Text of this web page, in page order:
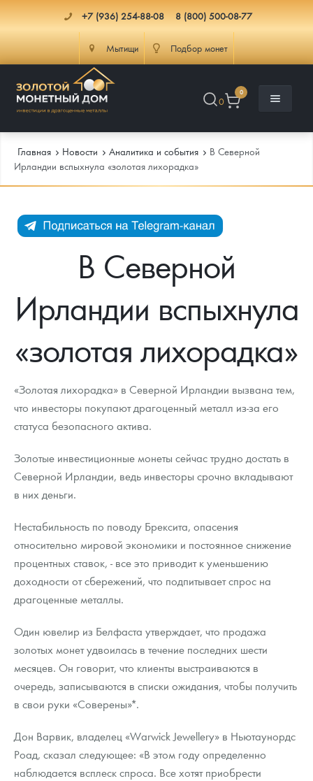
+7 (936) 254-88-08 8 (800) 500-08-77
Мытищи Подбор монет
0
0
Каталог Монет
Инвестиционные монеты
Монеты Россия и СССР
Памятные и старинные монеты
Памятные монеты России и СССР
Монеты Царской России
Монеты стран мира после 1950г
Монеты и жетоны ЗМД
Георгий Победоносец
Золотой червонец Сеятель
Золотые слитки
Гарри Поттер
Флот: ледоколы и корабли
Жетоны "Необыкновенные обитатели глубин"
Ювелирные изделия
Русская нумизматика
Золотая карманная галерея
Наборы подарочных и коллекционных монет
Книги по нумизматике
Инфо
Как сделать заказ
Подлинность монет
Гарантии
Выкуп монет
Выкуп серебряных монет
Вопрос - ответ
Условия возврата
Политика конфиденциальности
Политика использования Cookies
Положение по обработке и защите персональных данных
Услуги
Информация
Распродажа монет и жетонов
Новости
Аналитика и события
Итоги 2025 года. Прогноз курсов золота, серебра, платины на
2026 год
Cтатьи
Георгий Победоносец - динамика цен
Котировки
Курс золота и серебра
Контакты
Письмо директору
Главная Новости Аналитика и события
В Северной
Ирландии вспыхнула «золотая лихорадка»
В Северной
Ирландии вспыхнула
«золотая лихорадка»
«Золотая лихорадка» в Северной Ирландии вызвана тем,
что инвесторы покупают драгоценный металл из-за его
статуса безопасного актива.
Золотые инвестиционные монеты сейчас трудно достать в
Северной Ирландии, ведь инвесторы срочно вкладывают
в них деньги.
Нестабильность по поводу Брексита, опасения
относительно мировой экономики и постоянное снижение
процентных ставок, - все это приводит к уменьшению
доходности от сбережений, что подпитывает спрос на
драгоценные металлы.
Один ювелир из Белфаста утверждает, что продажа
золотых монет удвоилась в течение последних шести
месяцев. Он говорит, что клиенты выстраиваются в
очередь, записываются в списки ожидания, чтобы получить
в свои руки «Соверены»*.
Дон Варвик, владелец «Warwick Jewellery» в Ньютаунордс
Роад, сказал следующее: «В этом году определенно
наблюдается всплеск спроса. Все хотят приобрести